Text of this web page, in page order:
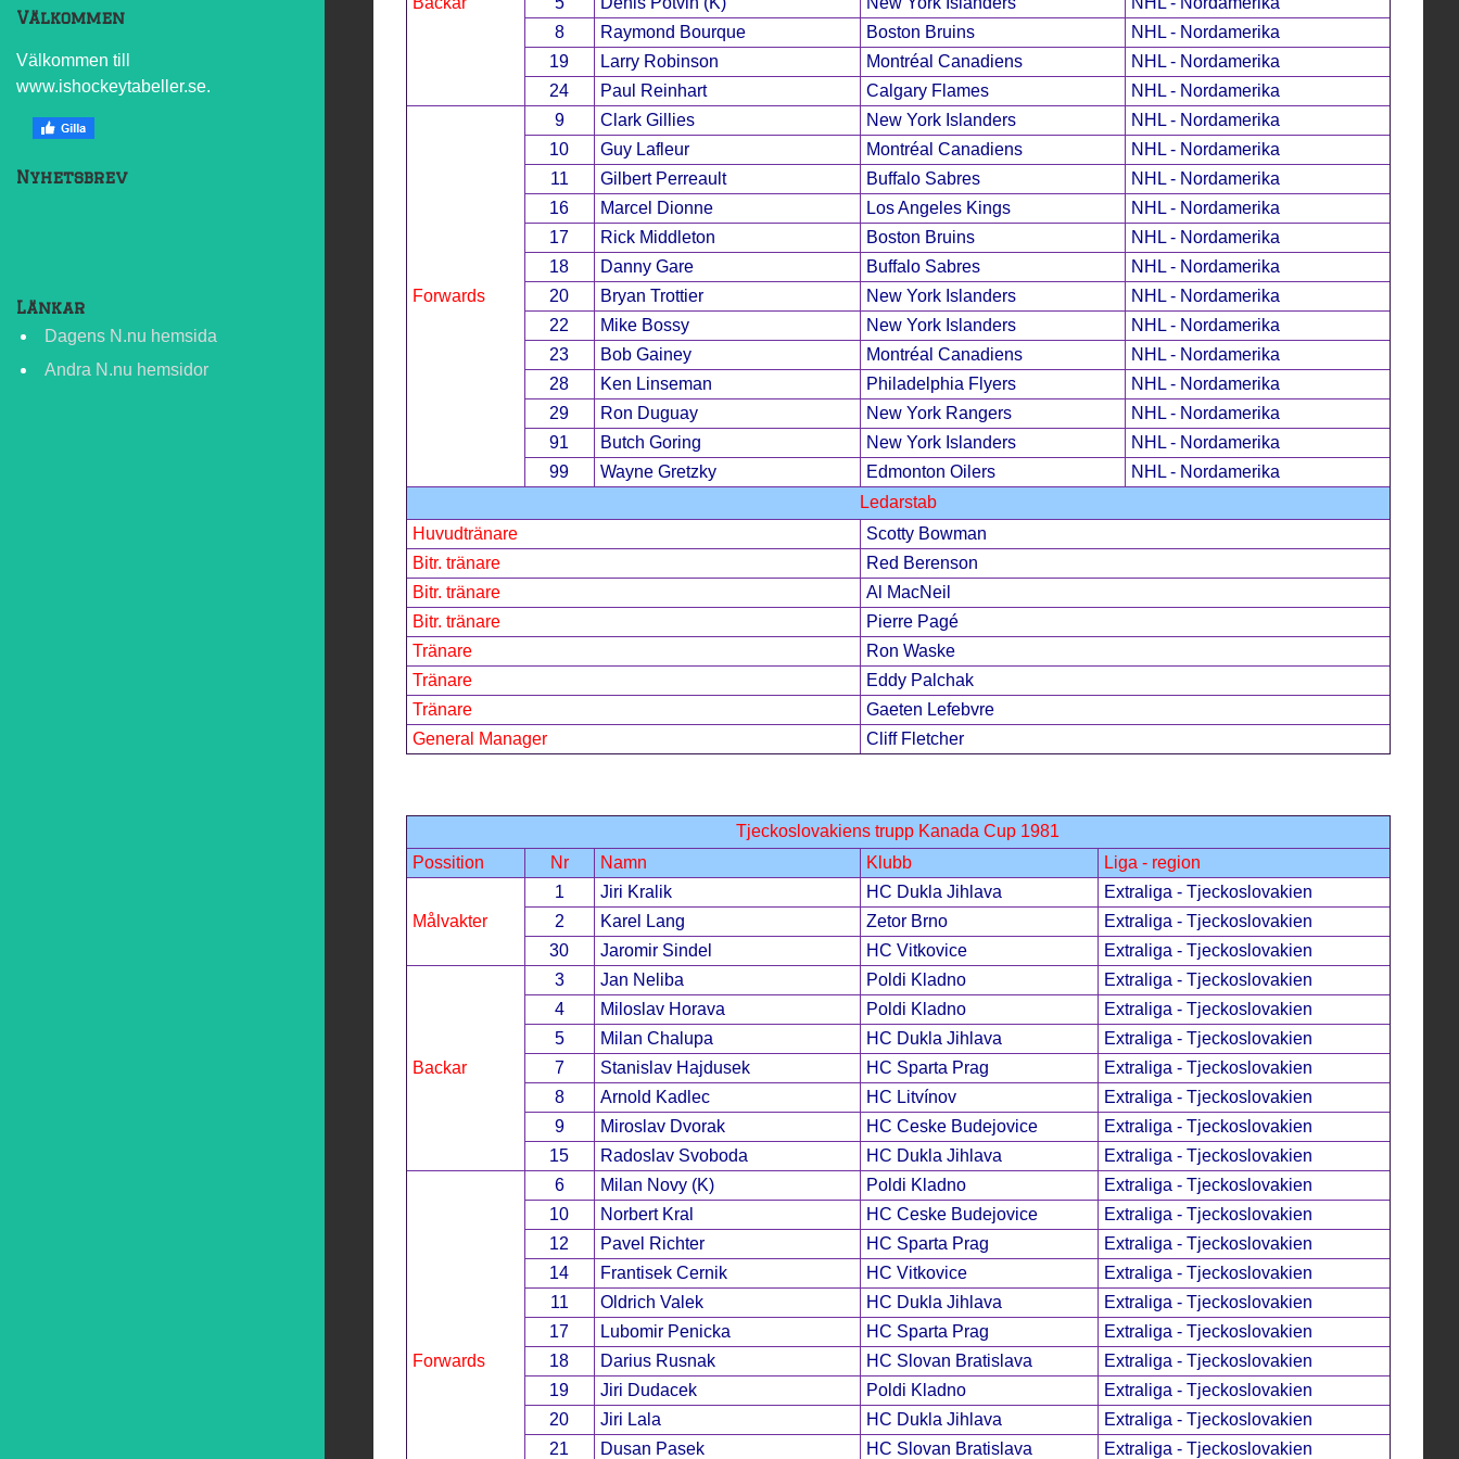
Välkommen
Välkommen till
www.ishockeytabeller.se.
Nyhetsbrev
Länkar
Dagens N.nu hemsida
Andra N.nu hemsidor
8
Raymond Bourque Boston Bruins
NHL - Nordamerika
19
Larry Robinson Montréal Canadiens
NHL - Nordamerika
24
Paul Reinhart Calgary Flames NHL - Nordamerika
Forwards
9 Clark Gillies New York Islanders
NHL - Nordamerika
10
Guy Lafleur Montréal Canadiens
NHL - Nordamerika
11
Gilbert Perreault Buffalo Sabres
NHL - Nordamerika
16
Marcel Dionne Los Angeles Kings
NHL - Nordamerika
17
Rick Middleton Boston Bruins
NHL - Nordamerika
18
Danny Gare Buffalo Sabres
NHL - Nordamerika
20
Bryan Trottier New York Islanders
NHL - Nordamerika
22
Mike Bossy New York Islanders
NHL - Nordamerika
23
Bob Gainey Montréal Canadiens
NHL - Nordamerika
28
Ken Linseman Philadelphia Flyers
NHL - Nordamerika
29
Ron Duguay New York Rangers
NHL - Nordamerika
91
Butch Goring New York Islanders
NHL - Nordamerika
99
Wayne Gretzky Edmonton Oilers
NHL - Nordamerika
Ledarstab
Huvudtränare
Scotty Bowman
Bitr. tränare
Red Berenson
Bitr. tränare
Al MacNeil
Bitr. tränare
Pierre Pagé
Tränare
Ron Waske
Tränare
Eddy Palchak
Tränare
Gaeten Lefebvre
General Manager
Cliff Fletcher
Tjeckoslovakiens trupp Kanada Cup 1981
Possition
Nr Namn Klubb Liga - region
Målvakter
1 Jiri Kralik HC Dukla Jihlava
Extraliga - Tjeckoslovakien
2
Karel Lang Zetor Brno
Extraliga - Tjeckoslovakien
30
Jaromir Sindel HC Vitkovice Extraliga - Tjeckoslovakien
Backar
3 Jan Neliba Poldi Kladno
Extraliga - Tjeckoslovakien
4
Miloslav Horava Poldi Kladno
Extraliga - Tjeckoslovakien
5
Milan Chalupa HC Dukla Jihlava
Extraliga - Tjeckoslovakien
7
Stanislav Hajdusek HC Sparta Prag
Extraliga - Tjeckoslovakien
8
Arnold Kadlec HC Litvínov
Extraliga - Tjeckoslovakien
9
Miroslav Dvorak HC Ceske Budejovice
Extraliga - Tjeckoslovakien
15
Radoslav Svoboda HC Dukla Jihlava Extraliga - Tjeckoslovakien
Forwards
6 Milan Novy (K) Poldi Kladno
Extraliga - Tjeckoslovakien
10
Norbert Kral HC Ceske Budejovice
Extraliga - Tjeckoslovakien
12
Pavel Richter HC Sparta Prag
Extraliga - Tjeckoslovakien
14
Frantisek Cernik HC Vitkovice
Extraliga - Tjeckoslovakien
11
Oldrich Valek HC Dukla Jihlava
Extraliga - Tjeckoslovakien
17
Lubomir Penicka HC Sparta Prag
Extraliga - Tjeckoslovakien
18
Darius Rusnak HC Slovan Bratislava
Extraliga - Tjeckoslovakien
19
Jiri Dudacek Poldi Kladno
Extraliga - Tjeckoslovakien
20
Jiri Lala HC Dukla Jihlava
Extraliga - Tjeckoslovakien
21
Dusan Pasek HC Slovan Bratislava Extraliga - Tjeckoslovakien